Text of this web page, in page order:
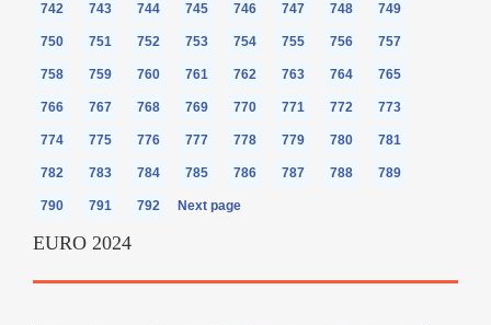
742 743 744 745 746 747 748 749
750 751 752 753 754 755 756 757
758 759 760 761 762 763 764 765
766 767 768 769 770 771 772 773
774 775 776 777 778 779 780 781
782 783 784 785 786 787 788 789
790 791 792 Next page
EURO 2024